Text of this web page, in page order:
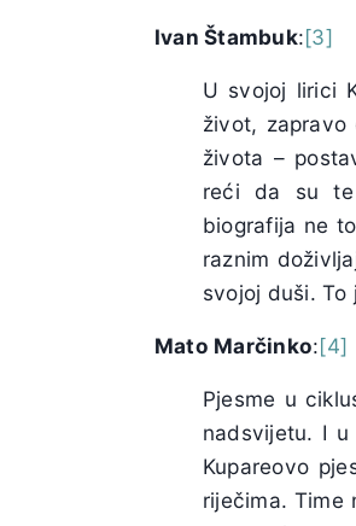
Ivan Štambuk:[3]
U svojoj lirici
život,
života –
reći da su te
biografija ne
raznim
svojoj duši.
Mato Marčinko:[4]
Pjesme u
nadsvijetu. I
Kupareovo
riječima. Time